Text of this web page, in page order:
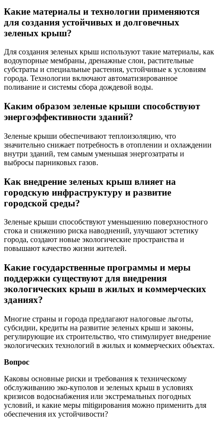
Какие материалы и технологии применяются
для создания устойчивых и долговечных
зеленых крыш?
Для создания зеленых крыш используют такие материалы, как
водоупорные мембраны, дренажные слои, растительные
субстраты и специальные растения, устойчивые к условиям
города. Технологии включают автоматизированное
поливание и системы сбора дождевой воды.
Каким образом зеленые крыши способствуют
энергоэффективности зданий?
Зеленые крыши обеспечивают теплоизоляцию, что
значительно снижает потребность в отоплении и охлаждении
внутри зданий, тем самым уменьшая энергозатраты и
выбросы парниковых газов.
Как внедрение зеленых крыш влияет на
городскую инфраструктуру и развитие
городской среды?
Зеленые крыши способствуют уменьшению поверхностного
стока и снижению риска наводнений, улучшают эстетику
города, создают новые экологические пространства и
повышают качество жизни жителей.
Какие государственные программы и меры
поддержки существуют для внедрения
экологических крыш в жилых и коммерческих
зданиях?
Многие страны и города предлагают налоговые льготы,
субсидии, кредиты на развитие зеленых крыш и законы,
регулирующие их строительство, что стимулирует внедрение
экологических технологий в жилых и коммерческих объектах.
Вопрос
Каковы основные риски и требования к техническому
обслуживанию эко-куполов и зеленых крыш в условиях
кризисов водоснабжения или экстремальных погодных
условий, и какие меры mitigирования можно применить для
обеспечения их устойчивости?